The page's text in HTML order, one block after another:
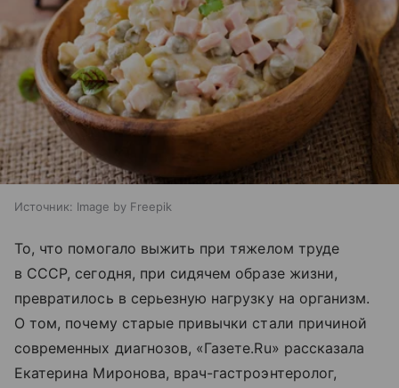
Источник: Image by Freepik
То, что помогало выжить при тяжелом труде
в СССР, сегодня, при сидячем образе жизни,
превратилось в серьезную нагрузку на организм.
О том, почему старые привычки стали причиной
современных диагнозов, «Газете.Ru» рассказала
Екатерина Миронова, врач-гастроэнтеролог,